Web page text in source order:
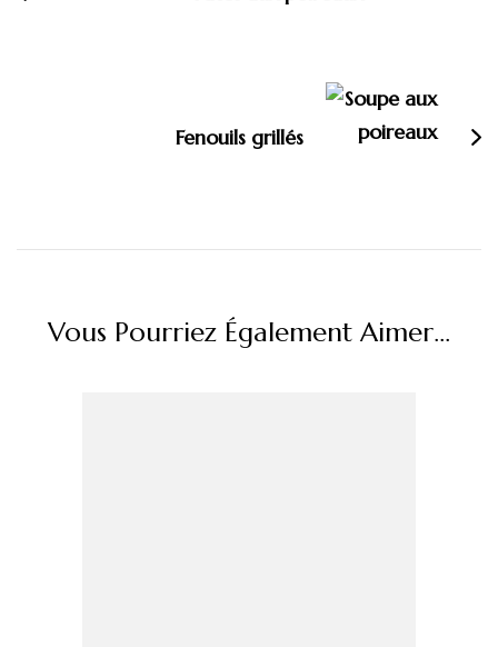
Fenouils grillés
Vous Pourriez Également Aimer...